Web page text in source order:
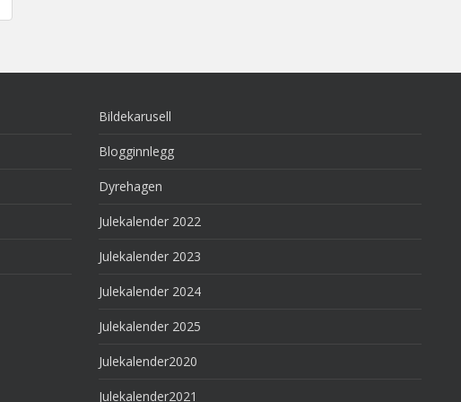
Bildekarusell
Blogginnlegg
Dyrehagen
Julekalender 2022
Julekalender 2023
Julekalender 2024
Julekalender 2025
Julekalender2020
Julekalender2021